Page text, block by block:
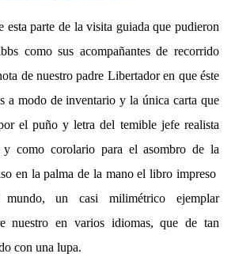
esta parte de la visita guiada que pudieron
como sus acompañantes de recorrido
de nuestro padre Libertador en que éste
a modo de inventario y la única carta que
el puño y letra del temible jefe realista
y como corolario para el asombro de la
en la palma de la mano el libro impreso
un casi milimétrico ejemplar
nuestro en varios idiomas, que de tan
con una lupa.